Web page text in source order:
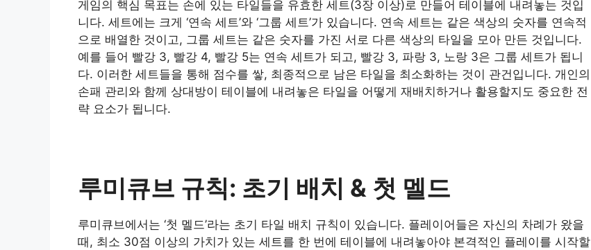
게임의 핵심 목표는 손에 있는 타일들을 유효한 세트(3장 이상)로 만들어 테이블에 내려놓는 것입
니다. 세트에는 크게 ‘연속 세트’와 ‘그룹 세트’가 있습니다. 연속 세트는 같은 색상의 숫자를 연속적
으로 배열한 것이고, 그룹 세트는 같은 숫자를 가진 서로 다른 색상의 타일을 모아 만든 것입니다.
예를 들어 빨강 3, 빨강 4, 빨강 5는 연속 세트가 되고, 빨강 3, 파랑 3, 노랑 3은 그룹 세트가 됩니
다. 이러한 세트들을 통해 점수를 쌓, 최종적으로 남은 타일을 최소화하는 것이 관건입니다. 개인의
손패 관리와 함께 상대방이 테이블에 내려놓은 타일을 어떻게 재배치하거나 활용할지도 중요한 전
략 요소가 됩니다.
루미큐브 규칙: 초기 배치 & 첫 멜드
루미큐브에서는 ‘첫 멜드’라는 초기 타일 배치 규칙이 있습니다. 플레이어들은 자신의 차례가 왔을
때, 최소 30점 이상의 가치가 있는 세트를 한 번에 테이블에 내려놓아야 본격적인 플레이를 시작할